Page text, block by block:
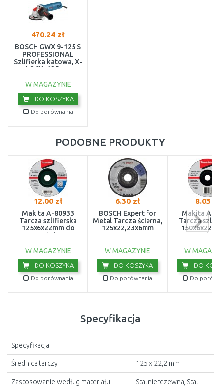
470.24 zł
BOSCH GWX 9-125 S
PROFESSIONAL
Szlifierka katowa, X-
LOCK, 125mm
W MAGAZYNIE
DO KOSZYKA
Do porównania
PODOBNE PRODUKTY
12.00 zł
Makita A-80933
Tarcza szlifierska
125x6x22mm do
metalu
W MAGAZYNIE
DO KOSZYKA
Do porównania
6.30 zł
BOSCH Expert for
Metal Tarcza ścierna,
125x22,23x6mm
2608600223
W MAGAZYNIE
DO KOSZYKA
Do porównania
8.03 zł
Makita A-
Tarcza
metalu
W
DO
Do
Specyfikacja
Specyfikacja
Średnica tarczy 125 x 22,2 mm
Zastosowanie według materiału Stal nierdzewna, Stal